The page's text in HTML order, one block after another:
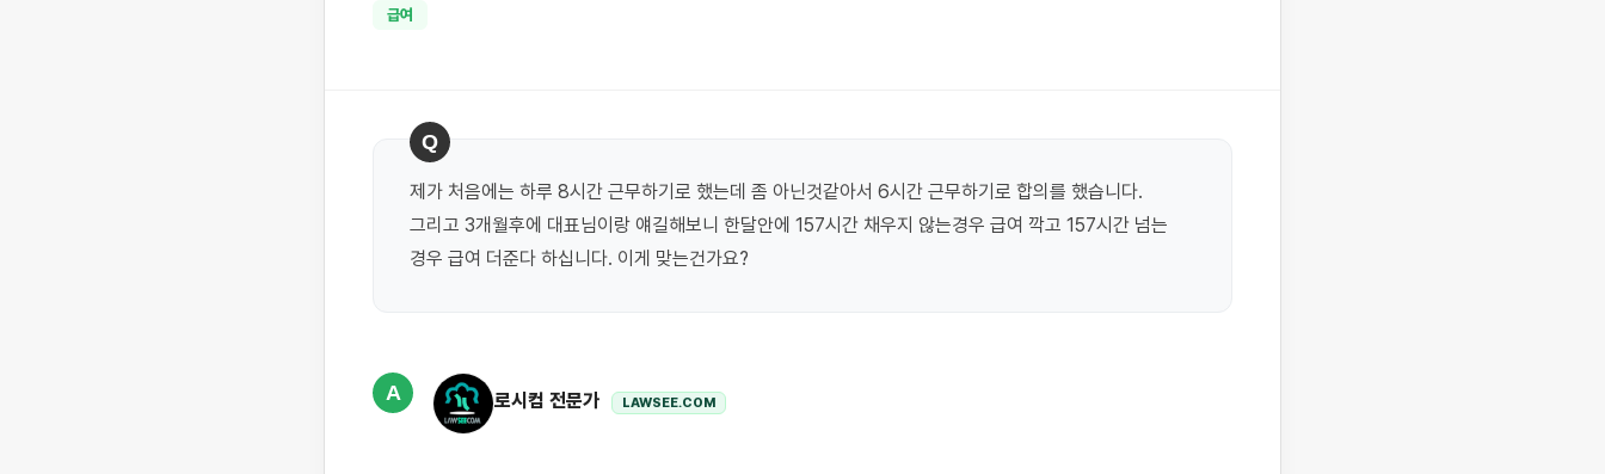
급여
Q
제가 처음에는 하루 8시간 근무하기로 했는데 좀 아닌것같아서 6시간 근무하기로 합의를 했습니다.
그리고 3개월후에 대표님이랑 얘길해보니 한달안에 157시간 채우지 않는경우 급여 깍고 157시간 넘는
경우 급여 더준다 하십니다. 이게 맞는건가요?
A 로시컴 전문가 LAWSEE.COM